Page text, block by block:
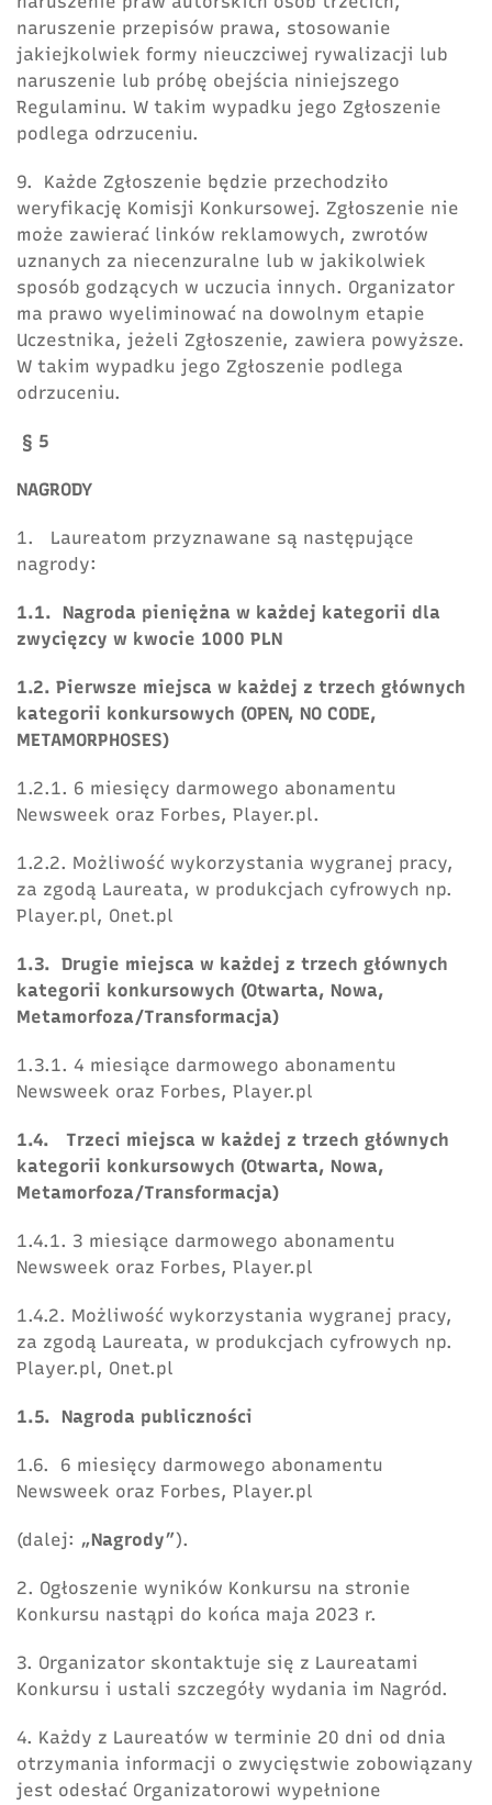
naruszenie przepisów prawa, stosowanie
jakiejkolwiek formy nieuczciwej rywalizacji lub
naruszenie lub próbę obejścia niniejszego
Regulaminu. W takim wypadku jego Zgłoszenie
podlega odrzuceniu.
9. Każde Zgłoszenie będzie przechodziło
weryfikację Komisji Konkursowej. Zgłoszenie nie
może zawierać linków reklamowych, zwrotów
uznanych za niecenzuralne lub w jakikolwiek
sposób godzących w uczucia innych. Organizator
ma prawo wyeliminować na dowolnym etapie
Uczestnika, jeżeli Zgłoszenie, zawiera powyższe.
W takim wypadku jego Zgłoszenie podlega
odrzuceniu.
§ 5
NAGRODY
1. Laureatom przyznawane są następujące
nagrody:
1.1. Nagroda pieniężna w każdej kategorii dla
zwycięzcy w kwocie 1000 PLN
1.2. Pierwsze miejsca w każdej z trzech głównych
kategorii konkursowych (OPEN, NO CODE,
METAMORPHOSES)
1.2.1. 6 miesięcy darmowego abonamentu
Newsweek oraz Forbes, Player.pl.
1.2.2. Możliwość wykorzystania wygranej pracy,
za zgodą Laureata, w produkcjach cyfrowych np.
Player.pl, Onet.pl
1.3. Drugie miejsca w każdej z trzech głównych
kategorii konkursowych (Otwarta, Nowa,
Metamorfoza/Transformacja)
1.3.1. 4 miesiące darmowego abonamentu
Newsweek oraz Forbes, Player.pl
1.4. Trzeci miejsca w każdej z trzech głównych
kategorii konkursowych (Otwarta, Nowa,
Metamorfoza/Transformacja)
1.4.1. 3 miesiące darmowego abonamentu
Newsweek oraz Forbes, Player.pl
1.4.2. Możliwość wykorzystania wygranej pracy,
za zgodą Laureata, w produkcjach cyfrowych np.
Player.pl, Onet.pl
1.5. Nagroda publiczności
1.6. 6 miesięcy darmowego abonamentu
Newsweek oraz Forbes, Player.pl
(dalej: „Nagrody”).
2. Ogłoszenie wyników Konkursu na stronie
Konkursu nastąpi do końca maja 2023 r.
3. Organizator skontaktuje się z Laureatami
Konkursu i ustali szczegóły wydania im Nagród.
4. Każdy z Laureatów w terminie 20 dni od dnia
otrzymania informacji o zwycięstwie zobowiązany
jest odesłać Organizatorowi wypełnione